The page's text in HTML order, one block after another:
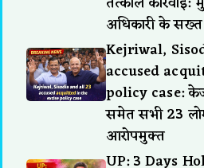
अधिकारी के सख्त
Kejriwal,
accused
policy case:
समेत सभी 23
आरोपमुक्त
UP: 3 Days